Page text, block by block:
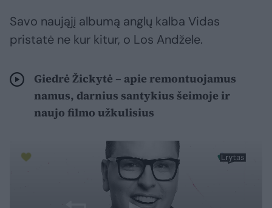
Savo naująjį albumą anglų kalba Vidas
pristatė ne kur kitur, o Los Andžele.
Giedrė Žickytė – apie remontuojamus
namus, darnius santykius šeimoje ir
naujo filmo užkulisius